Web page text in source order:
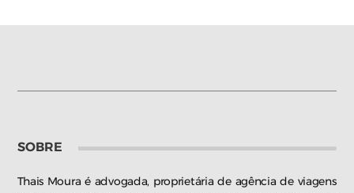
SOBRE
Thais Moura é advogada, proprietária de agência de viagens